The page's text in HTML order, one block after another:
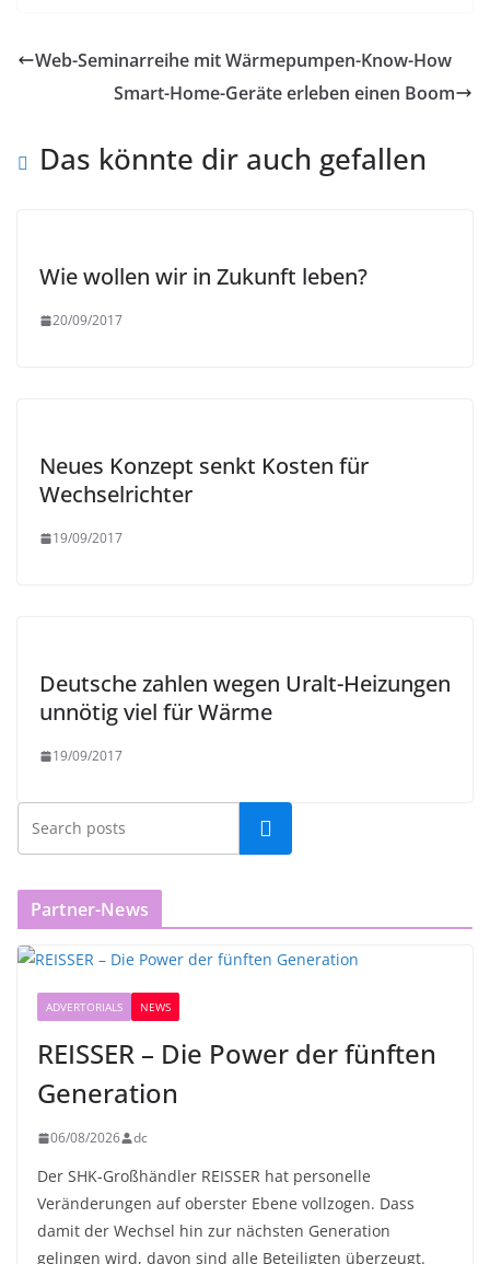
Web-Seminarreihe mit Wärmepumpen-Know-How
Smart-Home-Geräte erleben einen Boom
Das könnte dir auch gefallen
Wie wollen wir in Zukunft leben?
20/09/2017
Neues Konzept senkt Kosten für
Wechselrichter
19/09/2017
Deutsche zahlen wegen Uralt-Heizungen
unnötig viel für Wärme
19/09/2017
Partner-News
ADVERTORIALS NEWS
REISSER – Die Power der fünften
Generation
06/08/2026 dc
Der SHK-Großhändler REISSER hat personelle
Veränderungen auf oberster Ebene vollzogen. Dass
damit der Wechsel hin zur nächsten Generation
gelingen wird, davon sind alle Beteiligten überzeugt.